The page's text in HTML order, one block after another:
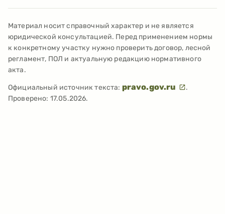
Материал носит справочный характер и не является
юридической консультацией. Перед применением нормы
к конкретному участку нужно проверить договор, лесной
регламент, ПОЛ и актуальную редакцию нормативного
акта.
Официальный источник текста: pravo.gov.ru
.
Проверено: 17.05.2026.